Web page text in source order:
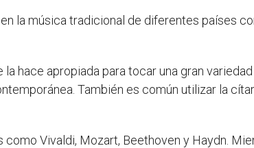
la música tradicional de diferentes países
hace apropiada para tocar una gran
También es común utilizar la
Vivaldi, Mozart, Beethoven y Haydn.